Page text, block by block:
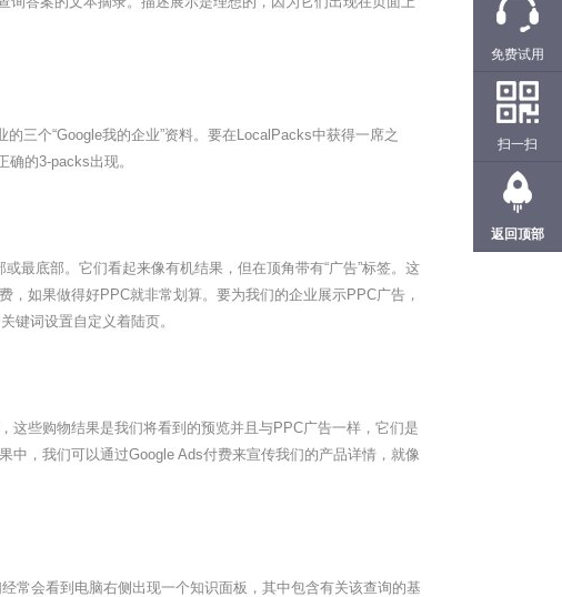
三个“Google我的企业”资料。要在LocalPacks中获得一席之
的3-packs出现。
最底部。它们看起来像有机结果，但在顶角带有“广告”标签。这
如果做得好PPC就非常划算。要为我们的企业展示PPC广告，
键词设置自定义着陆页。
这些购物结果是我们将看到的预览并且与PPC广告一样，它们是
，我们可以通过Google Ads付费来宣传我们的产品详情，就像
常会看到电脑右侧出现一个知识面板，其中包含有关该查询的基
免费试用
扫一扫
返回顶部